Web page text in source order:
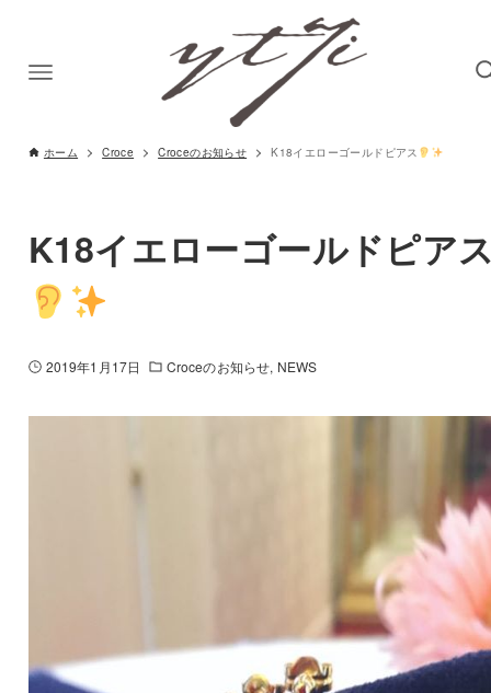
ホーム Croce Croceのお知らせ K18イエローゴールドピアス
K18イエローゴールドピア
2019年1月17日 Croceのお知らせ NEWS